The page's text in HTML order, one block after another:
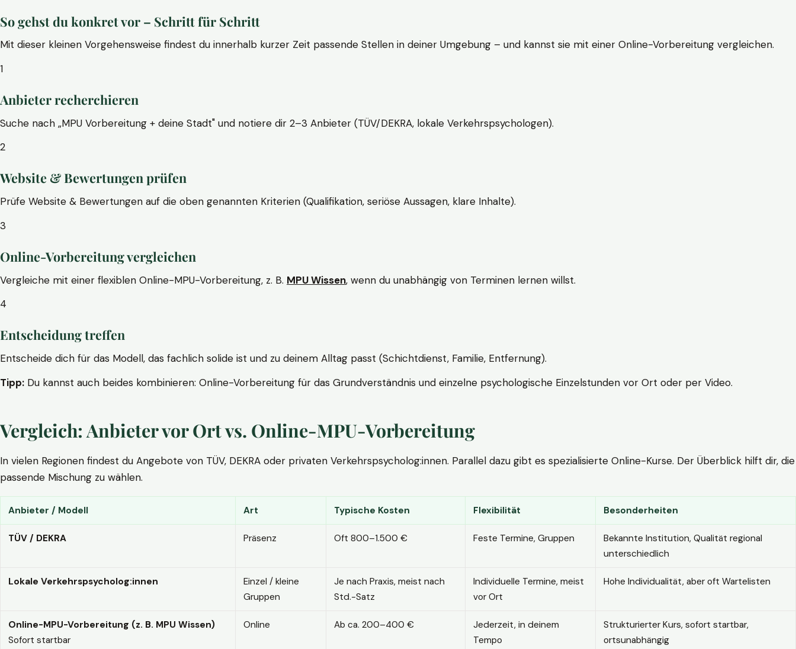
So gehst du konkret vor – Schritt für Schritt
Mit dieser kleinen Vorgehensweise findest du innerhalb kurzer Zeit passende Stellen in deiner Umgebung – und kannst sie mit einer Online-Vorbereitung vergleichen.
1
Anbieter recherchieren
Suche nach „MPU Vorbereitung + deine Stadt" und notiere dir 2–3 Anbieter (TÜV/DEKRA, lokale Verkehrspsychologen).
2
Website & Bewertungen prüfen
Prüfe Website & Bewertungen auf die oben genannten Kriterien (Qualifikation, seriöse Aussagen, klare Inhalte).
3
Online-Vorbereitung vergleichen
Vergleiche mit einer flexiblen Online-MPU-Vorbereitung, z. B. MPU Wissen, wenn du unabhängig von Terminen lernen willst.
4
Entscheidung treffen
Entscheide dich für das Modell, das fachlich solide ist und zu deinem Alltag passt (Schichtdienst, Familie, Entfernung).
Tipp: Du kannst auch beides kombinieren: Online-Vorbereitung für das Grundverständnis und einzelne psychologische Einzelstunden vor Ort oder per Video.
Vergleich: Anbieter vor Ort vs. Online-MPU-Vorbereitung
In vielen Regionen findest du Angebote von TÜV, DEKRA oder privaten Verkehrspsycholog:innen. Parallel dazu gibt es spezialisierte Online-Kurse. Der Überblick hilft dir, die
passende Mischung zu wählen.
Anbieter / Modell Art Typische Kosten Flexibilität Besonderheiten
TÜV / DEKRA Präsenz Oft 800–1.500 € Feste Termine, Gruppen
Bekannte Institution, Qualität regional
unterschiedlich
Lokale Verkehrspsycholog:innen
Einzel / kleine
Gruppen
Je nach Praxis, meist nach
Std.-Satz
Individuelle Termine, meist
vor Ort
Hohe Individualität, aber oft Wartelisten
Online-MPU-Vorbereitung (z. B. MPU Wissen)
Sofort startbar
Online Ab ca. 200–400 €
Jederzeit, in deinem
Tempo
Strukturierter Kurs, sofort startbar,
ortsunabhängig